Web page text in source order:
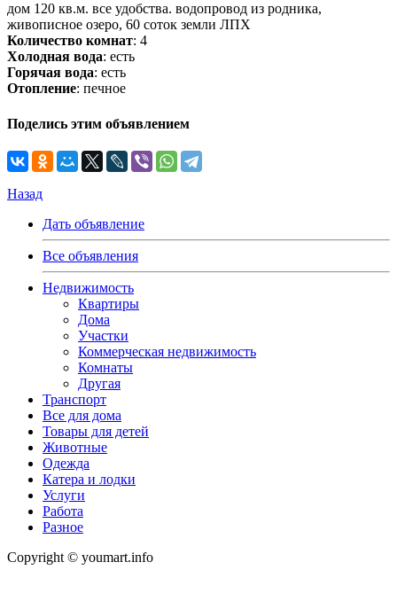
дом 120 кв.м. все удобства. водопровод из родника,
живописное озеро, 60 соток земли ЛПХ
Количество комнат: 4
Холодная вода: есть
Горячая вода: есть
Отопление: печное
Поделись этим объявлением
Назад
Дать объявление
Все объявления
Недвижимость
Квартиры
Дома
Участки
Коммерческая недвижимость
Комнаты
Другая
Транспорт
Все для дома
Товары для детей
Животные
Одежда
Катера и лодки
Услуги
Работа
Разное
Copyright © youmart.info